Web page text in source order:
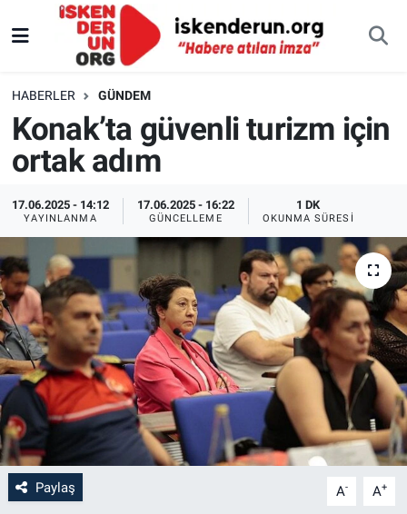
HABERLER GÜNDEM
Konak’ta güvenli turizm için
ortak adım
17.06.2025 - 14:12
YAYINLANMA
17.06.2025 - 16:22
GÜNCELLEME
1 DK
OKUNMA SÜRESI
Paylaş A- A+